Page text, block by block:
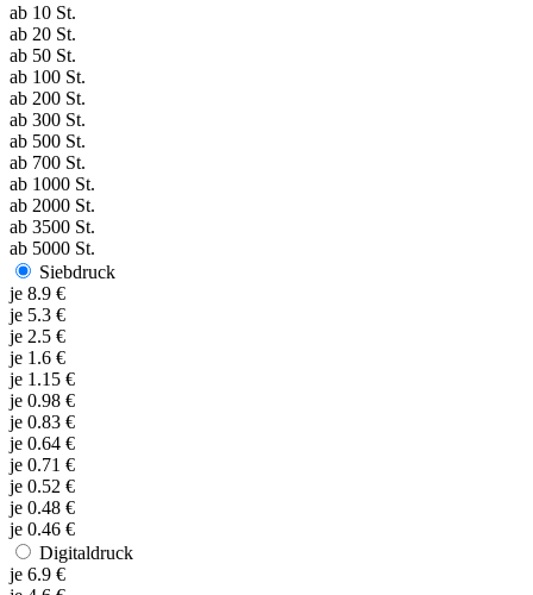
ab 10 St.
ab 20 St.
ab 50 St.
ab 100 St.
ab 200 St.
ab 300 St.
ab 500 St.
ab 700 St.
ab 1000 St.
ab 2000 St.
ab 3500 St.
ab 5000 St.
Siebdruck
je 8.9 €
je 5.3 €
je 2.5 €
je 1.6 €
je 1.15 €
je 0.98 €
je 0.83 €
je 0.64 €
je 0.71 €
je 0.52 €
je 0.48 €
je 0.46 €
Digitaldruck
je 6.9 €